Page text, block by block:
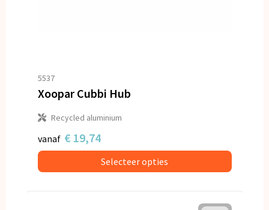
5537
Xoopar Cubbi Hub
Recycled aluminium
vanaf € 19,74
Selecteer opties